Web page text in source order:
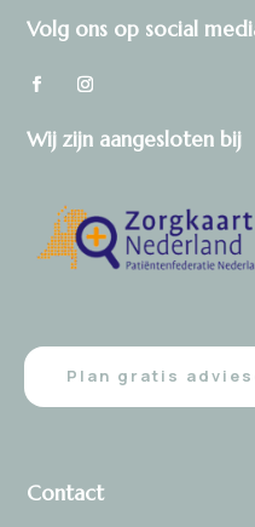
Volg ons op social
Wij zijn aangesloten bij
Plan gratis
Contact